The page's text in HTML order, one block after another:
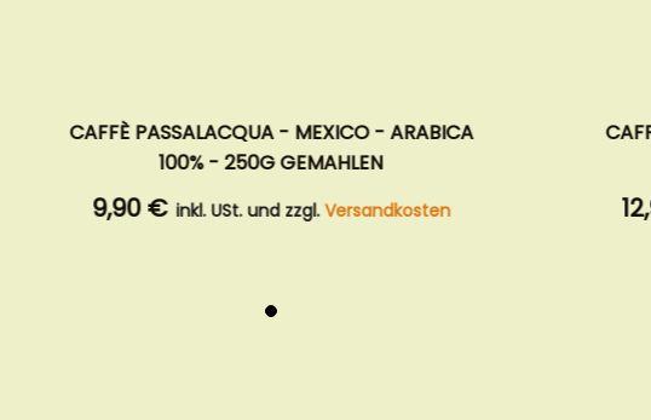
CAFFÈ PASSALACQUA - MEXICO - ARABICA
100% - 250G GEMAHLEN
inkl. USt. und zzgl.Versandkosten
CAFFÈ
12,90 €